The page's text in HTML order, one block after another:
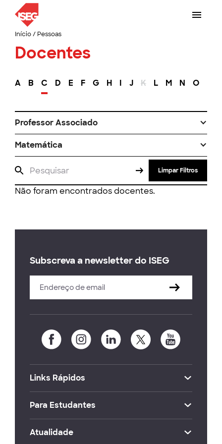
Início/ Pessoas
Docentes
A B C D E F G H I J K L M N O
Professor Associado
Matemática
Limpar Filtros
Não foram encontrados docentes.
Subscreva a newsletter do ISEG
Links Rápidos
Para Estudantes
Atualidade